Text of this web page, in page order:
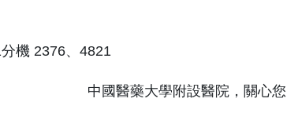
機 2376、4821
中國醫藥大學附設醫院，關心您